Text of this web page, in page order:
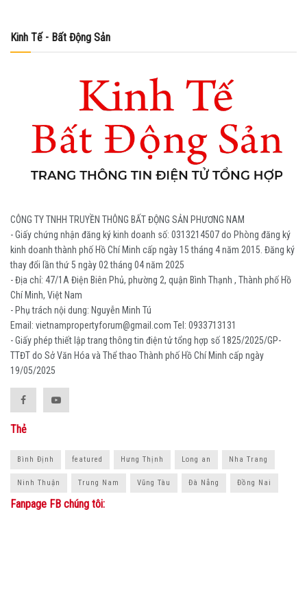
Kinh Tế - Bất Động Sản
CÔNG TY TNHH TRUYỀN THÔNG BẤT ĐỘNG SẢN PHƯƠNG NAM
- Giấy chứng nhận đăng ký kinh doanh số: 0313214507 do Phòng đăng ký
kinh doanh thành phố Hồ Chí Minh cấp ngày 15 tháng 4 năm 2015. Đăng ký
thay đổi lần thứ 5 ngày 02 tháng 04 năm 2025
- Địa chỉ: 47/1A Điện Biên Phủ, phường 2, quận Bình Thạnh , Thành phố Hồ
Chí Minh, Việt Nam
- Phụ trách nội dung: Nguyễn Minh Tú
Email: vietnampropertyforum@gmail.com Tel: ‭0933713131
- Giấy phép thiết lập trang thông tin điện tử tổng hợp số 1825/2025/GP-
TTĐT do Sở Văn Hóa và Thể thao Thành phố Hồ Chí Minh cấp ngày
19/05/2025
Thẻ
Bình Định featured Hưng Thịnh Long an Nha Trang
Ninh Thuận Trung Nam Vũng Tàu Đà Nẵng Đồng Nai
Fanpage FB chúng tôi: